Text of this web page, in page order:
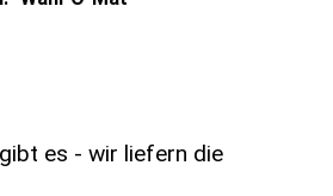
es - wir liefern die